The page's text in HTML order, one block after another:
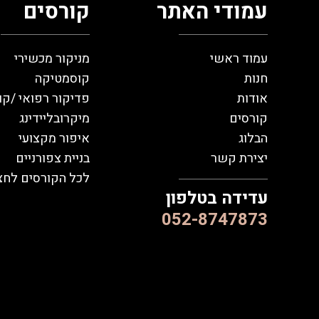
עמודי האתר
עמוד ראשי
חנות
אודות
קורסים
הבלוג
יצירת קשר
עדידה בטלפון
052-8747873
קורסים
מניקור מכשירי
קוסמטיקה
פדיקור רפואי /
מיקרובליידינג
איפור מקצועי
בניית צפורניים
לכל הקורסים